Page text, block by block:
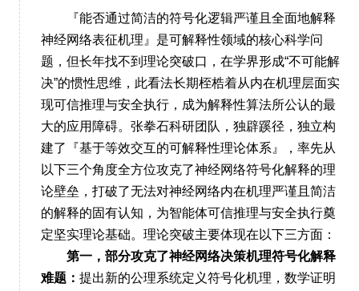
『能否通过简洁的符号化逻辑严谨且全面地解释
神经网络表征机理』是可解释性领域的核心科学问
题，但长年找不到理论突破口，在学界形成“不可能解
决”的惯性思维，此看法长期桎梏着从内在机理层面实
现可信推理与安全执行，成为解释性算法所公认的最
大的应用障碍。张拳石科研团队，独辟蹊径，独立构
建了『基于等效交互的可解释性理论体系』，率先从
以下三个角度全方位攻克了神经网络符号化解释的理
论壁垒，打破了无法对神经网络内在机理严谨且简洁
的解释的固有认知，为智能体可信推理与安全执行奠
定坚实理论基础。 理论突破主要体现在以下三方面：
第一，部分攻克了神经网络决策机理符号化解释
难题： 提出新的公理系统定义符号化机理，数学证明